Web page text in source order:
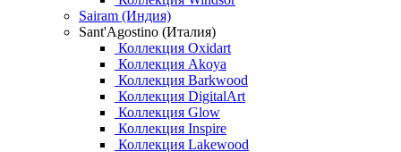
Sairam (Индия)
Sant'Agostino (Италия)
Коллекция Oxidart
Коллекция Akoya
Коллекция Barkwood
Коллекция DigitalArt
Коллекция Glow
Коллекция Inspire
Коллекция Lakewood